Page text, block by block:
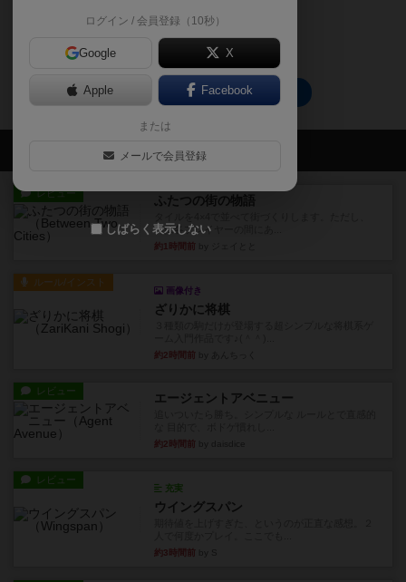
ログイン/無料会員登録
フットサルミープルのトップに戻る
会員の新しい投稿
レビュー ふたつの街の物語
街は各プレイヤーの間にあ...
約1時間前
ルール/インスト
画像付き
ざりかに将棋
約2時間前
レビュー エージェントアベニュー
約2時間前
レビュー
充実
ウイングスパン
約3時間前
ログイン / 会員登録（10秒）
Google X
Apple Facebook
または
メールで会員登録
しばらく表示しない